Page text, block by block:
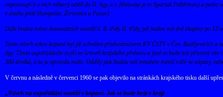
nepostoupí-li z nich některý oddíl do II. ligy, a z Jihlavska je to Spartak Pelhřimov) a
v úvahu ještě Humpolec, Žirovnice a Pacov).
Dále budou místo dosavadních soutěží I. B. třídy II. třídy, jež budou mít dvě skupiny po
Tento návrh sekce kopané byl již schválen předsednictvem KV ČSTV v Čes.
ligy. Tímto uspořádáním zvýší se úroveň krajského přeboru a jistě to bude mít příznivý
300 diváků, a to je opravdu málo. Oddíly pak budou mít mnohem menší režii se zápasy,
V červnu a následně v červenci 1960 se pak objevilo na stránkách krajského tisku další
„Návrh na uspořádání soutěží v kopané. Jak se bude hrát v kraji